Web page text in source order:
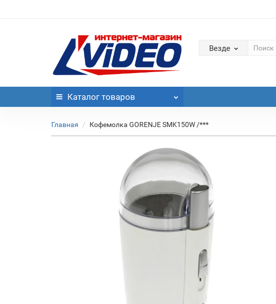
Везде
Каталог товаров
Главная Кофемолка GORENJE SMK150W /***